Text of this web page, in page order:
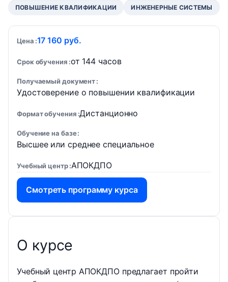
ПОВЫШЕНИЕ КВАЛИФИКАЦИИ ИНЖЕНЕРНЫЕ СИСТЕМЫ
Цена 17 160 руб.
Срок обучения от 144 часов
Получаемый документ
Удостоверение о повышении квалификации
Формат обучения Дистанционно
Обучение на базе
Высшее или среднее специальное
Учебный центр АПОКДПО
Смотреть программу курса
О курсе
Учебный центр АПОКДПО предлагает пройти